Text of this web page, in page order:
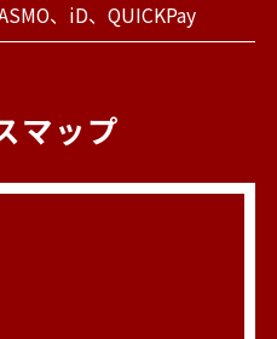
、iD、QUICKPay
マップ